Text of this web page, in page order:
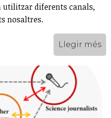
utilitzar diferents canals,
nosaltres.
Llegir més